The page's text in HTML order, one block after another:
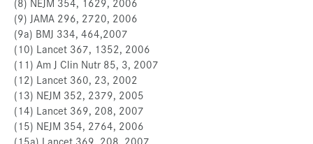
(9) JAMA 296, 2720, 2006
(9a) BMJ 334, 464,2007
(10) Lancet 367, 1352, 2006
(11) Am J Clin Nutr 85, 3, 2007
(12) Lancet 360, 23, 2002
(13) NEJM 352, 2379, 2005
(14) Lancet 369, 208, 2007
(15) NEJM 354, 2764, 2006